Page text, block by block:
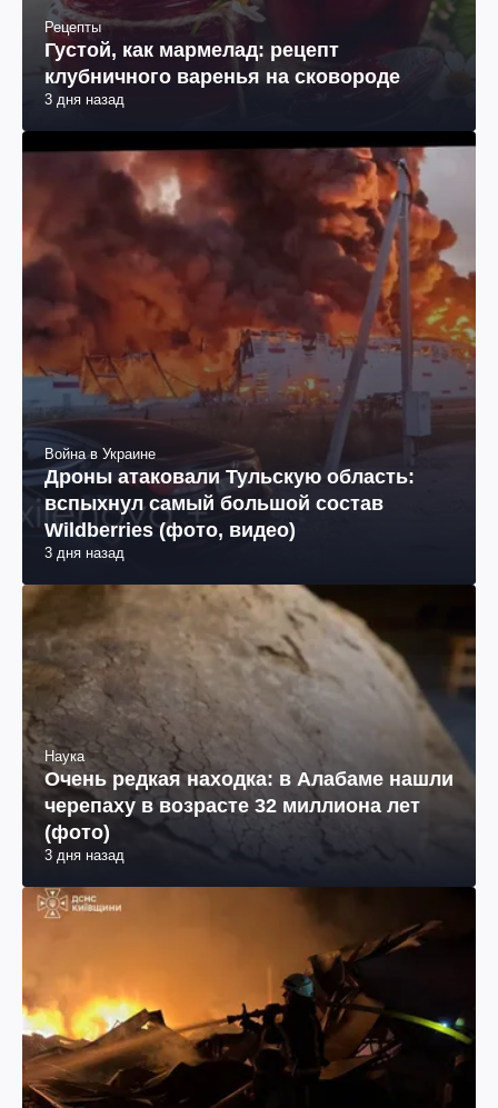
Рецепты
Густой, как мармелад: рецепт
клубничного варенья на сковороде
3 дня назад
Война в Украине
Дроны атаковали Тульскую область:
вспыхнул самый большой состав
Wildberries (фото, видео)
3 дня назад
Наука
Очень редкая находка: в Алабаме нашли
черепаху в возрасте 32 миллиона лет
(фото)
3 дня назад